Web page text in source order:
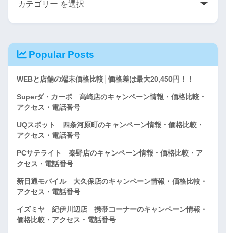
Popular Posts
WEBと店舗の端末価格比較│価格差は最大20,450円！！
Superダ・カーポ 高崎店のキャンペーン情報・価格比較・
アクセス・電話番号
UQスポット 四条河原町のキャンペーン情報・価格比較・
アクセス・電話番号
PCサテライト 秦野店のキャンペーン情報・価格比較・ア
クセス・電話番号
新日通モバイル 大久保店のキャンペーン情報・価格比較・
アクセス・電話番号
イズミヤ 紀伊川辺店 携帯コーナーのキャンペーン情報・
価格比較・アクセス・電話番号